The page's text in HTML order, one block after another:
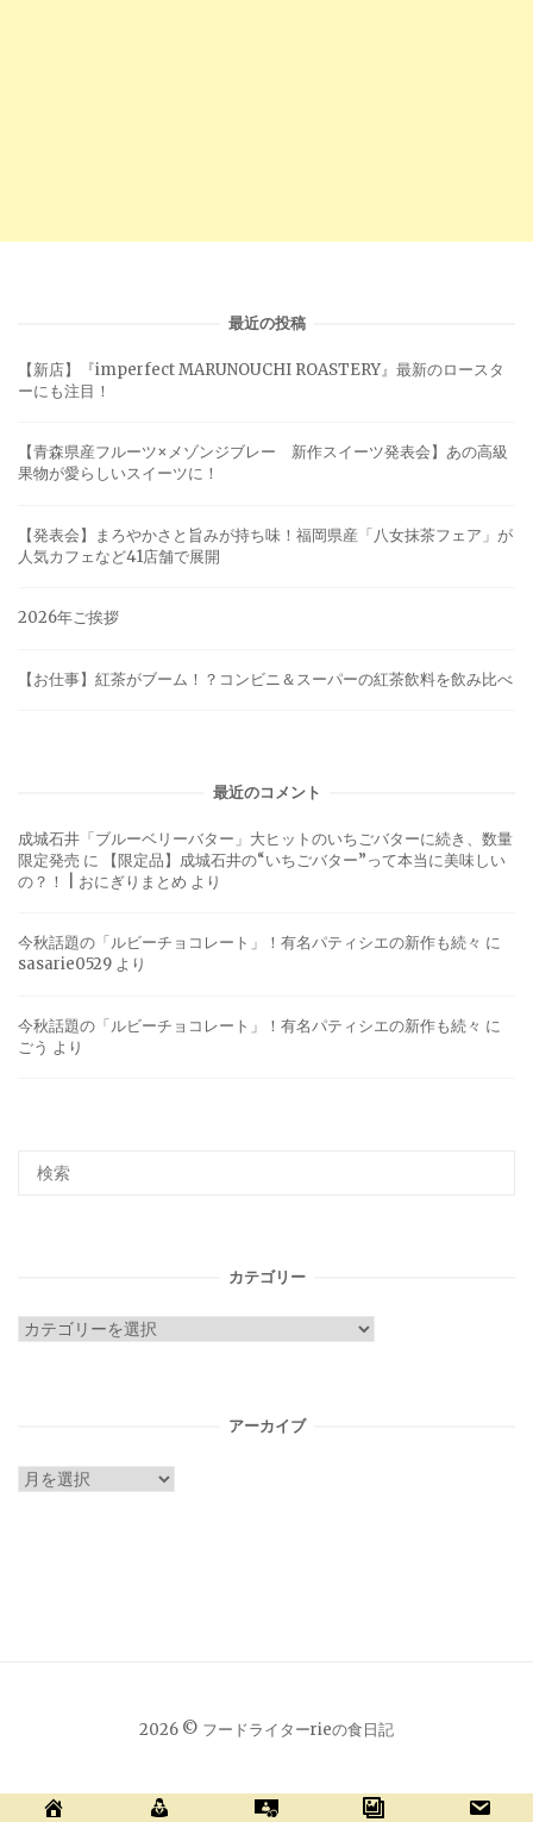
最近の投稿
【新店】『imperfect MARUNOUCHI ROASTERY』最新のロースタ
ーにも注目！
【青森県産フルーツ×メゾンジブレー 新作スイーツ発表会】あの高級
果物が愛らしいスイーツに！
【発表会】まろやかさと旨みが持ち味！福岡県産「八女抹茶フェア」が
人気カフェなど41店舗で展開
2026年ご挨拶
【お仕事】紅茶がブーム！？コンビニ＆スーパーの紅茶飲料を飲み比べ
最近のコメント
成城石井「ブルーベリーバター」大ヒットのいちごバターに続き、数量
限定発売 に
【限定品】成城石井の“いちごバター”って本当に美味しい
の？！ | おにぎりまとめ より
今秋話題の「ルビーチョコレート」！有名パティシエの新作も続々 に
sasarie0529 より
今秋話題の「ルビーチョコレート」！有名パティシエの新作も続々 に
ごう より
カテゴリー
カ
アーカイブ
ア
2026 © フードライターrieの食日記